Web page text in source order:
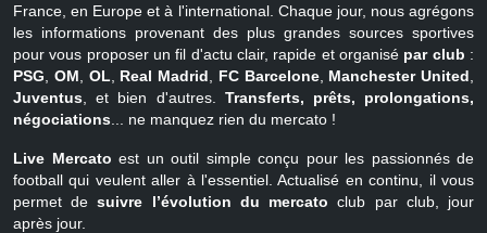
France, en Europe et à l'international. Chaque jour, nous agrégons
les informations provenant des plus grandes sources sportives
pour vous proposer un fil d'actu clair, rapide et organisé par club :
PSG
OM OL Real Madrid FC Barcelone, Manchester United
Juventus , et bien d'autres. Transferts, prêts, prolongations,
négociations ... ne manquez rien du mercato !
Live Mercato est un outil simple conçu pour les passionnés de
football qui veulent aller à l'essentiel. Actualisé en continu, il vous
permet desuivre l’évolution du mercato club par club, jour
après jour.